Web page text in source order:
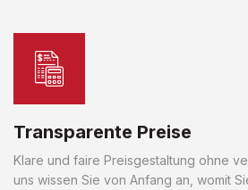
Transparente Preise
Klare und faire Preisgestaltung ohne
uns wissen Sie von Anfang an, womit